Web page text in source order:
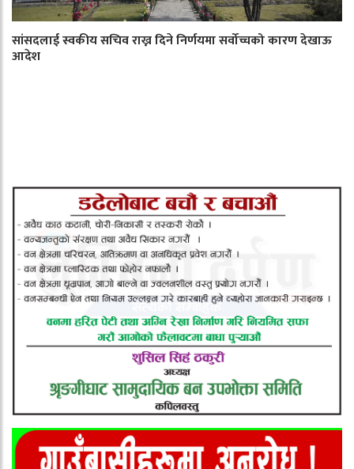
सांसदलाई स्वकीय सचिव राख्न दिने निर्णयमा सर्वोच्चको कारण देखाऊ
आदेश